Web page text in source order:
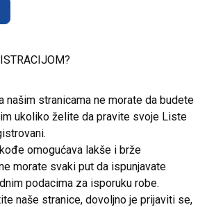
našim stranicama ne morate da budete
ukoliko želite da pravite svoje Liste
omogućava lakše i brže
morate svaki put da ispunjavate
podacima za isporuku robe.
naše stranice, dovoljno je prijaviti se,